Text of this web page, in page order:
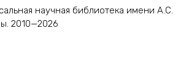
научная библиотека имени А.С.
2010—2026